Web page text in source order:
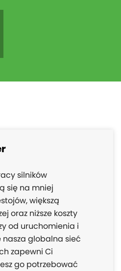
silników
się na mniej
większą
oraz niższe koszty
od uruchomienia i
globalna sieć
zapewni Ci
go potrzebować